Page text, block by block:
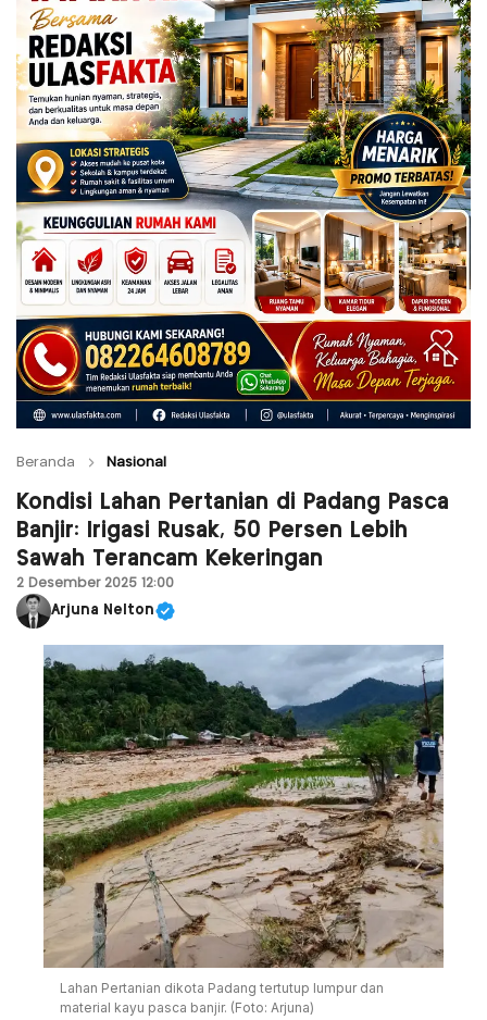
Beranda Nasional
Kondisi Lahan Pertanian di Padang Pasca
Banjir: Irigasi Rusak, 50 Persen Lebih
Sawah Terancam Kekeringan
2 Desember 2025 12:00
Arjuna Nelton
Lahan Pertanian dikota Padang tertutup lumpur dan
material kayu pasca banjir. (Foto: Arjuna)